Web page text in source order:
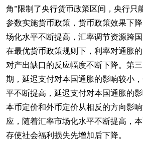
角”限制了央行货币政策区间，央行只
参数实施货币政策，货币政策效果下
场化水平不断提高，汇率调节资源跨
在最优货币政策规则下，利率对通胀
对产出缺口的反应幅度不断下降。第
期，延迟支付对本国通胀的影响较小
平不断提高，延迟支付对本国通胀的
本币定价和外币定价从相反的方向影
应，随着汇率市场化水平不断提高，
存使社会福利损失先增加后下降。